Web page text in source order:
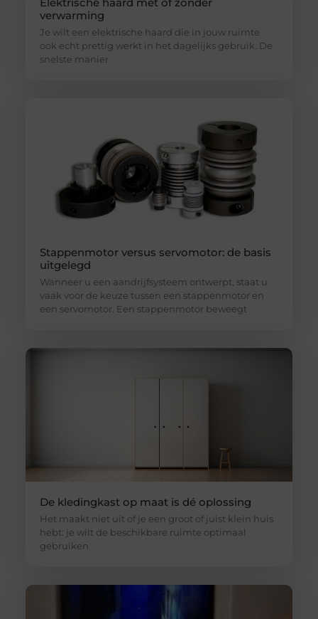
verwarming
Je wilt een elektrische haard die in jouw ruimte
ook echt prettig werkt in het dagelijks gebruik. De
snelste manier
Stappenmotor versus servomotor: de basis
uitgelegd
Wanneer u een aandrijfsysteem ontwerpt, staat u
vaak voor de keuze tussen een stappenmotor en
een servomotor. Een stappenmotor beweegt
De kledingkast op maat is dé oplossing
Het maakt niet uit of je een groot of juist klein huis
hebt: je wilt de beschikbare ruimte optimaal
gebruiken